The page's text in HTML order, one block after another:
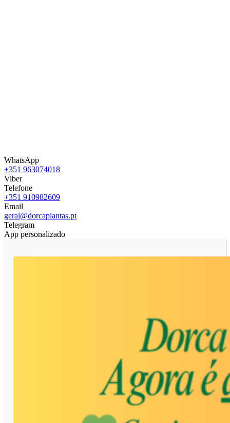
WhatsApp
+351 963074018
Viber
Telefone
+351 910982609
Email
geral@dorcaplantas.pt
Telegram
App personalizado